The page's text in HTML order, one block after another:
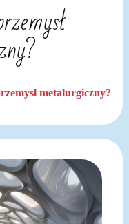
metalurgiczny?